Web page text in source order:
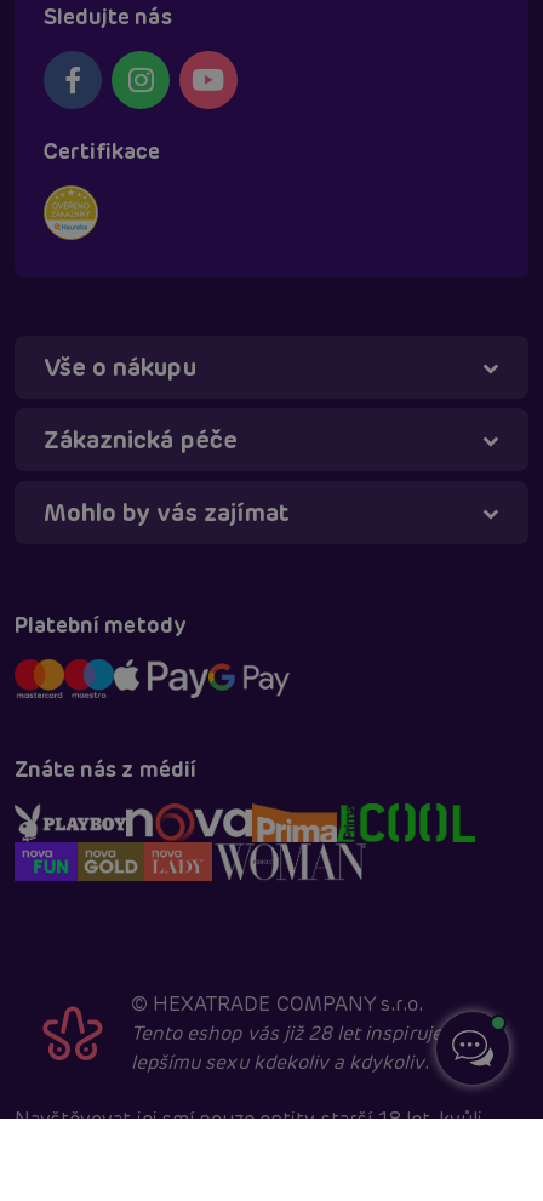
Sledujte nás
Certifikace
Vše o nákupu
Zákaznická péče
Mohlo by vás zajímat
Platební metody
Znáte nás z médií
© HEXATRADE COMPANY s.r.o.
Tento eshop vás již 28 let inspiruje k
lepšímu sexu kdekoliv a kdykoliv.
Navštěvovat jej smí pouze entity starší 18 let, kvůli